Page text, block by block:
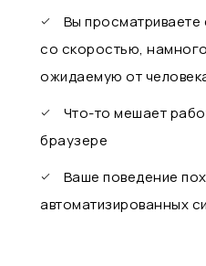
Вы просматриваете
со скоростью,
ожидаемую от
Что-то мешает
браузере
Ваше поведение
автоматизированных